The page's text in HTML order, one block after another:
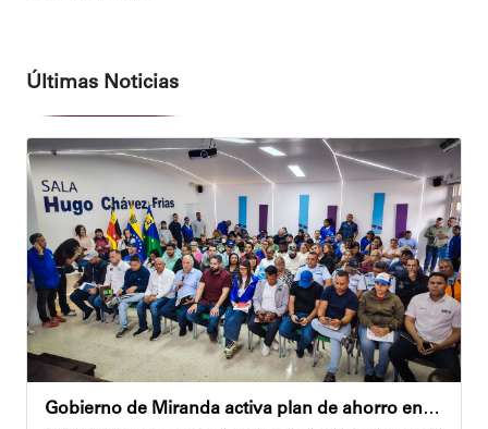
Últimas Noticias
Gobierno de Miranda activa plan de ahorro energético en la entidad